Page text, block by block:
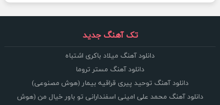
تک آهنگ جدید
دانلود آهنگ میلاد باکری اشتباه
دانلود آهنگ مستر تروما
دانلود آهنگ توحید پیری قراقیه بیمار (هوش مصنوعی)
دانلود آهنگ محمد علی امینی اسفندارانی تو باور خیال من (هوش